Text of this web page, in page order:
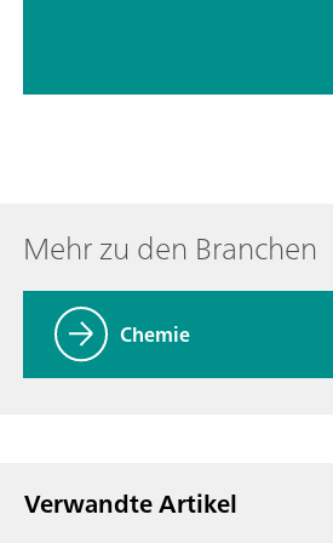
Mehr zu den Branchen
Chemie
Verwandte Artikel